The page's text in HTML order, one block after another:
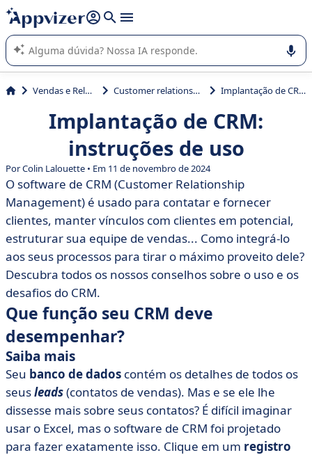
de nossa IA (várias linhas com
A IA do Appvizer o orienta no uso ou na seleção de software
SaaS para sua empresa.
Vendas e Relação com Cliente Customer relationship management (CRM) Implantação de CRM: instruções de uso
Implantação de CRM:
instruções de uso
Por Colin Lalouette • Em 11 de novembro de 2024
O software de CRM (Customer Relationship
Management) é usado para contatar e fornecer
clientes, manter vínculos com clientes em potencial,
estruturar sua equipe de vendas... Como integrá-lo
aos seus processos para tirar o máximo proveito dele?
Descubra todos os nossos conselhos sobre o uso e os
desafios do CRM.
Que função seu CRM deve
desempenhar?
Saiba mais
Seu banco de dados contém os detalhes de todos os
seusleads(contatos de vendas). Mas e se ele lhe
dissesse mais sobre seus contatos? É difícil imaginar
usar o Excel, mas o software de CRM foi projetado
para fazer exatamente isso. Clique em um registro